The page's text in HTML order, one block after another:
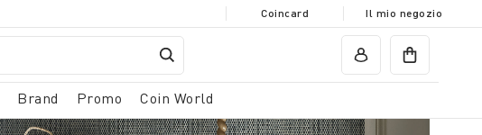
Coincard Il mio negozio
Brand Promo Coin World